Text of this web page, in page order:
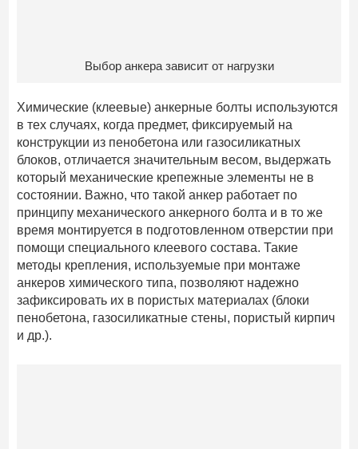
Выбор анкера зависит от нагрузки
Химические (клеевые) анкерные болты используются
в тех случаях, когда предмет, фиксируемый на
конструкции из пенобетона или газосиликатных
блоков, отличается значительным весом, выдержать
который механические крепежные элементы не в
состоянии. Важно, что такой анкер работает по
принципу механического анкерного болта и в то же
время монтируется в подготовленном отверстии при
помощи специального клеевого состава. Такие
методы крепления, используемые при монтаже
анкеров химического типа, позволяют надежно
зафиксировать их в пористых материалах (блоки
пенобетона, газосиликатные стены, пористый кирпич
и др.).